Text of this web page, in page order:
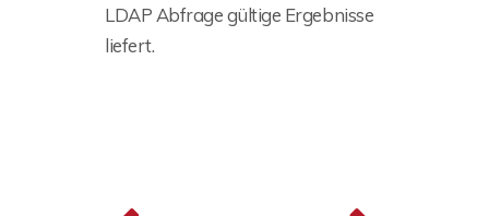
LDAP Abfrage gültige Ergebnisse
liefert.